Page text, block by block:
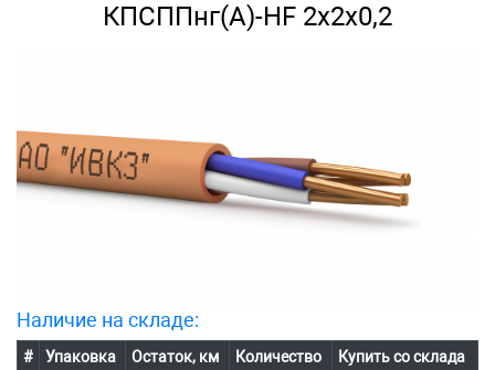
КПСППнг(А)-HF 2х2х0,2
Наличие на складе:
# Упаковка Остаток, км Количество
Купить со склада